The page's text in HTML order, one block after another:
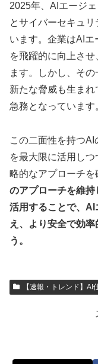
2025年、AIエージ
とサイバーセキュ
います。企業はAI
を飛躍的に向上さ
ます。しかし、そ
新たな脅威も生ま
急務となっています
この二面性を持つ
を最大限に活用し
略的なアプローチを
のアプローチを維
活用することで、
え、より安全で効
う。
【速報・トレンド】